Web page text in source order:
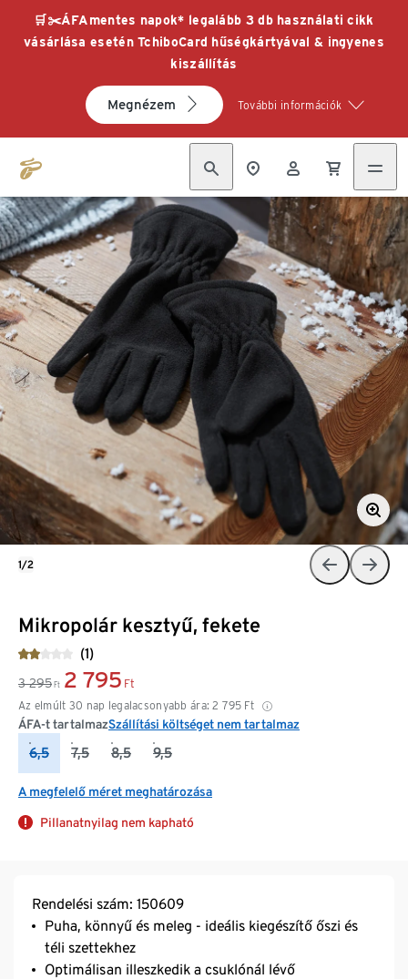
🛒✂️ÁFAmentes napok* legalább 3 db használati cikk
vásárlása esetén TchiboCard hűségkártyával & ingyenes
kiszállítás
Megnézem További információk
Mikropolár kesztyű, fekete
(1)
3 295 Ft 2 795 Ft
Az elmúlt 30 nap legalacsonyabb ára: 2 795 Ft
ÁFA-t tartalmazSzállítási költséget nem tartalmaz
6,5 7,5 8,5 9,5
A megfelelő méret meghatározása
Pillanatnyilag nem kapható
1/2
Rendelési szám: 150609
Puha, könnyű és meleg - ideális kiegészítő őszi és
téli szettekhez
Optimálisan illeszkedik a csuklónál lévő